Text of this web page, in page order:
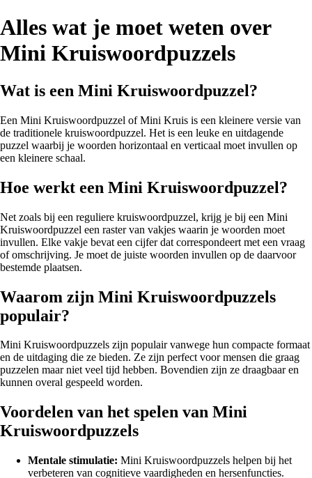
Alles wat je moet weten over
Mini Kruiswoordpuzzels
Wat is een Mini Kruiswoordpuzzel?
Een Mini Kruiswoordpuzzel of Mini Kruis is een kleinere versie van
de traditionele kruiswoordpuzzel. Het is een leuke en uitdagende
puzzel waarbij je woorden horizontaal en verticaal moet invullen op
een kleinere schaal.
Hoe werkt een Mini Kruiswoordpuzzel?
Net zoals bij een reguliere kruiswoordpuzzel, krijg je bij een Mini
Kruiswoordpuzzel een raster van vakjes waarin je woorden moet
invullen. Elke vakje bevat een cijfer dat correspondeert met een vraag
of omschrijving. Je moet de juiste woorden invullen op de daarvoor
bestemde plaatsen.
Waarom zijn Mini Kruiswoordpuzzels
populair?
Mini Kruiswoordpuzzels zijn populair vanwege hun compacte formaat
en de uitdaging die ze bieden. Ze zijn perfect voor mensen die graag
puzzelen maar niet veel tijd hebben. Bovendien zijn ze draagbaar en
kunnen overal gespeeld worden.
Voordelen van het spelen van Mini
Kruiswoordpuzzels
Mentale stimulatie: Mini Kruiswoordpuzzels helpen bij het
verbeteren van cognitieve vaardigheden en hersenfuncties.